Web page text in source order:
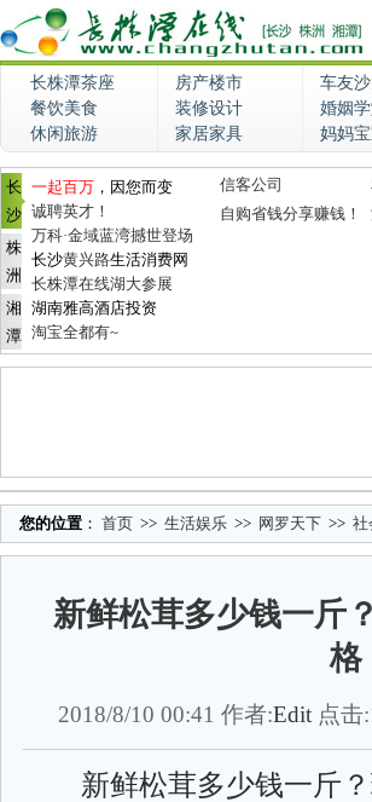
长株潭茶座 房产楼市 车友
餐饮美食
装修设计 婚姻
休闲旅游
家居家具 妈妈
长
沙
株
洲
湘
潭
一起百万 ，因您而变
诚聘英才！
万科·金域蓝湾撼世登场
长沙黄兴路生活消费网
长株潭在线湖大参展
湖南雅高酒店投资
淘宝全都有~
信客公司
自购省钱分享赚钱！
您的位置 ： 首页 >> 生活娱乐 >> 网罗天下 >> 社
新鲜松茸多少钱一斤
格
2018/8/10 00:41 作者:Edit 点击:
新鲜松茸多少钱一斤？